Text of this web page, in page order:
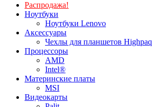
Распродажа!
Ноутбуки
Ноутбуки Lenovo
Аксессуары
Чехлы для планшетов Highpaq
Процессоры
AMD
Intel®
Материнские платы
MSI
Видеокарты